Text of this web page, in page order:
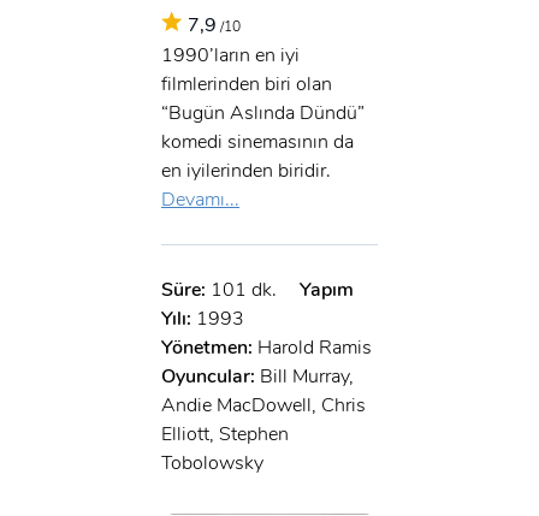
7,9 /10
1990’ların en iyi
filmlerinden biri olan
“Bugün Aslında Dündü”
komedi sinemasının da
en iyilerinden biridir.
Devamı...
Süre: 101 dk.
Yapım
Yılı: 1993
Yönetmen: Harold Ramis
Oyuncular: Bill Murray,
Andie MacDowell, Chris
Elliott, Stephen
Tobolowsky